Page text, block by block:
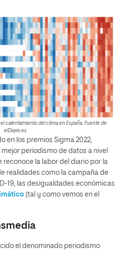
calentamiento del clima en España. Fuente de
elDiario.es.
en los premios Sigma 2022,
periodismo de datos a nivel
reconoce la labor del diario por la
realidades como la campaña de
19, las desigualdades económicas
(tal y como vemos en el
el denominado periodismo